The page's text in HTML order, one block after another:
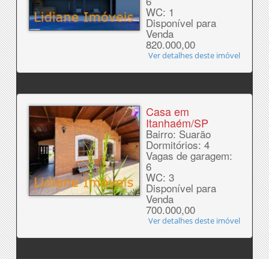
WC: 1
Disponível para
Venda
820.000,00
Ver detalhes deste imóvel
Casa em
Itanhaém/SP
Bairro: Suarão
Dormitórios: 4
Vagas de garagem:
6
WC: 3
Disponível para
Venda
700.000,00
Ver detalhes deste imóvel